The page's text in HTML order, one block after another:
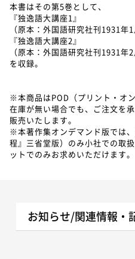
本書はその第5巻として、
『独逸語大講座1』
（原本：外国語研究社刊1931年1
『独逸語大講座2』
（原本：外国語研究社刊1931年
を収録。
※本商品はPOD（プリント・オ
在庫が無い場合でも、ご注文を
販売いたします。
※本著作集オンデマンド版では
程』三省堂版）のみ小社での取
ットでのみお求めいただけます。
お知らせ/関連情報・